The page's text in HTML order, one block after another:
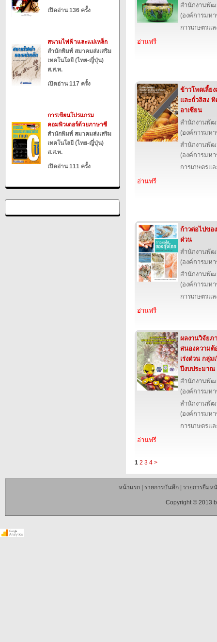
เปิดอ่าน 136 ครั้ง
สนามไฟฟ้าและแม่เหล็ก
สำนักพิมพ์ สมาคมส่งเสริม
เทคโนโลยี (ไทย-ญี่ปุ่น)
ส.ส.ท.
เปิดอ่าน 117 ครั้ง
การเขียนโปรแกรม
คอมพิวเตอร์ด้วยภาษาซี
สำนักพิมพ์ สมาคมส่งเสริม
เทคโนโลยี (ไทย-ญี่ปุ่น)
ส.ส.ท.
เปิดอ่าน 111 ครั้ง
สำนักงานพัฒ
(องค์การมห
การเกษตรแ
อ่านฟรี
ข้าวโพดเลี้ย
และถั่วลิสง
อาเซียน
สำนักงานพัฒ
(องค์การมห
สำนักงานพัฒ
(องค์การมห
การเกษตรแ
อ่านฟรี
ก้าวต่อไปขอ
ด่วน
สำนักงานพัฒ
(องค์การมห
สำนักงานพัฒ
(องค์การมห
การเกษตรแ
อ่านฟรี
ผลงานวิจัยภ
สนองความต้
เร่งด่วน กลุ่ม
ปีงบประมาณ
สำนักงานพัฒ
(องค์การมห
สำนักงานพัฒ
(องค์การมห
การเกษตรแ
อ่านฟรี
1 2 3 4 >
หน้าแรก| รายการบันทึก| รายการยืมห
Copyright © 2013